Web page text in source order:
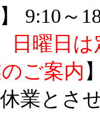
】 9:10～
日曜日
ご案内
業とさ